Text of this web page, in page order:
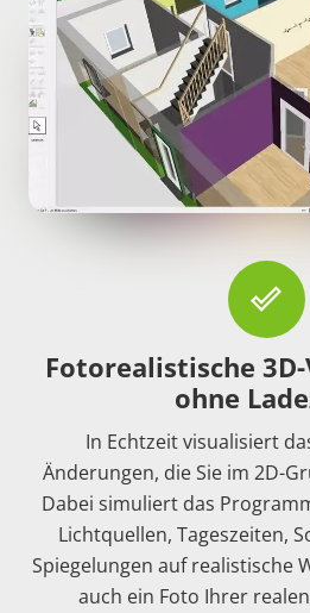
done_outline
Fotorealistische
ohne
In Echtzeit visualisiert
Änderungen, die Sie im 2D-
Dabei simuliert das
Lichtquellen, Tageszeiten,
Spiegelungen auf realistische
auch ein Foto Ihrer